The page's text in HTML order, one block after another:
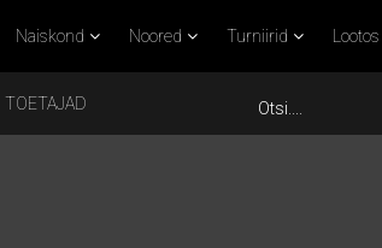
Naiskond Noored Turniirid Lootos
TOETAJAD